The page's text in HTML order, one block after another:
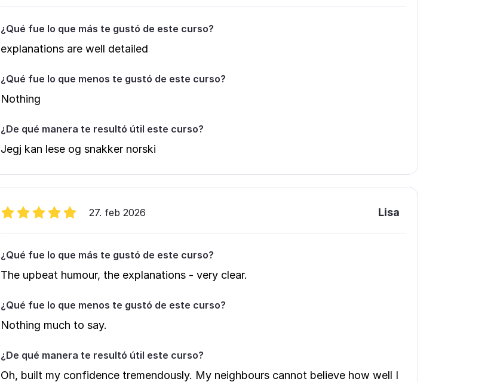
¿Qué fue lo que más te gustó de este curso?
explanations are well detailed
¿Qué fue lo que menos te gustó de este curso?
Nothing
¿De qué manera te resultó útil este curso?
Jegj kan lese og snakker norski
27. feb 2026 Lisa
¿Qué fue lo que más te gustó de este curso?
The upbeat humour, the explanations - very clear.
¿Qué fue lo que menos te gustó de este curso?
Nothing much to say.
¿De qué manera te resultó útil este curso?
Oh, built my confidence tremendously. My neighbours cannot believe how well I